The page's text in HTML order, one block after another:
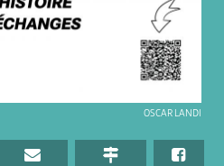
OSCAR LANDI